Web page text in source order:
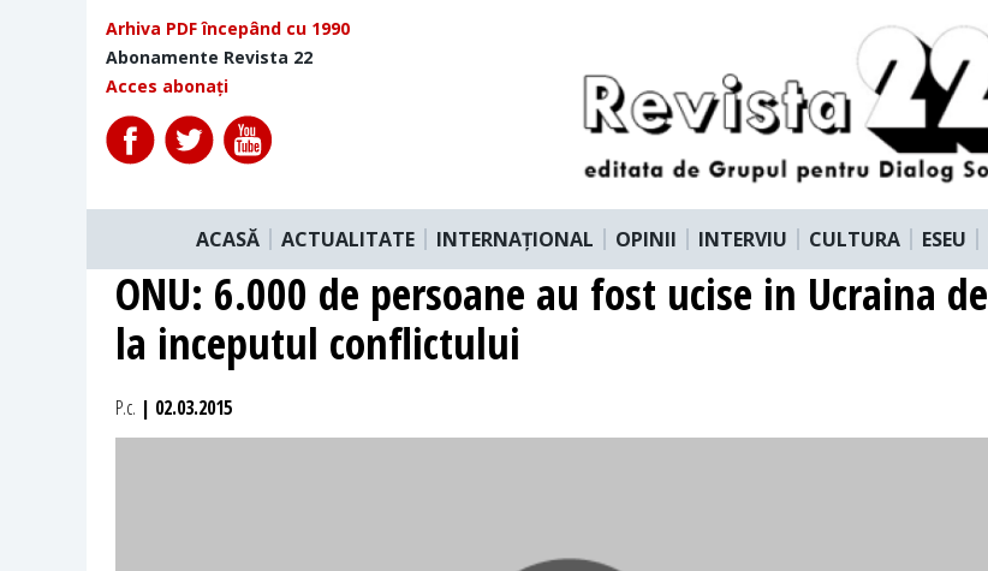
Arhiva PDF începând cu 1990
Abonamente Revista 22
Acces abonați
ACASĂ ACTUALITATE INTERNAȚIONAL OPINII INTERVIU CULTURA ESEU
ONU: 6.000 de persoane au fost ucise in Ucraina de
la inceputul conflictului
P.c. | 02.03.2015